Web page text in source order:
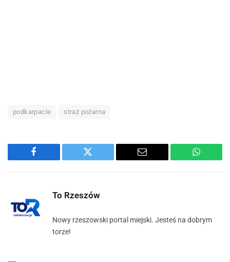
podkarpacie straż pożarna
Facebook Twitter Email
To Rzeszów
Nowy rzeszowski portal miejski. Jesteś na dobrym
torze!